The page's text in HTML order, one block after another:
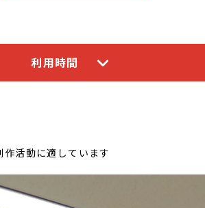
利用時間
活動に適しています